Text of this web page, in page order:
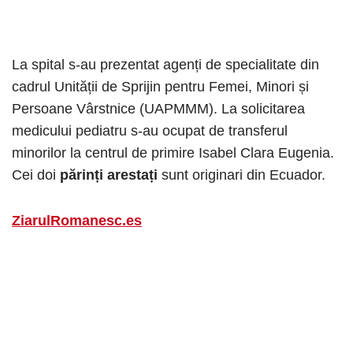
La spital s-au prezentat agenți de specialitate din
cadrul Unității de Sprijin pentru Femei, Minori și
Persoane Vârstnice (UAPMMM). La solicitarea
medicului pediatru s-au ocupat de transferul
minorilor la centrul de primire Isabel Clara Eugenia.
Cei doi părinți arestați sunt originari din Ecuador.
ZiarulRomanesc.es